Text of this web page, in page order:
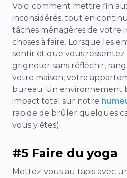
Voici comment mettre fin
inconsidérés, tout en
tâches ménagères de votre
choses à faire. Lorsque les
sentir et que vous ressentez
grignoter sans réfléchir,
votre maison, votre
bureau. Un environnement
impact total sur notre
rapide de brûler quelques
vous y êtes).
#5 Faire du yoga
Mettez-vous au tapis avec